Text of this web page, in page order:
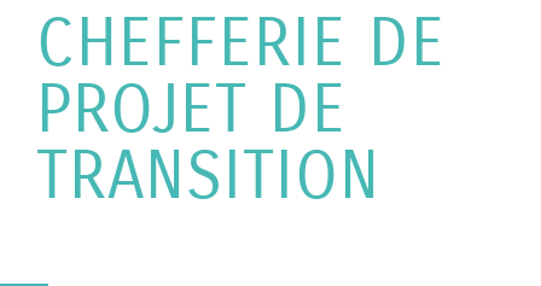
CHEFFERIE DE
PROJET DE
TRANSITION